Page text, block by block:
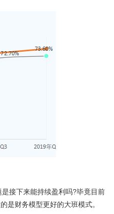
接下来能持续盈利吗?毕竟目前
财务模型更好的大班模式。